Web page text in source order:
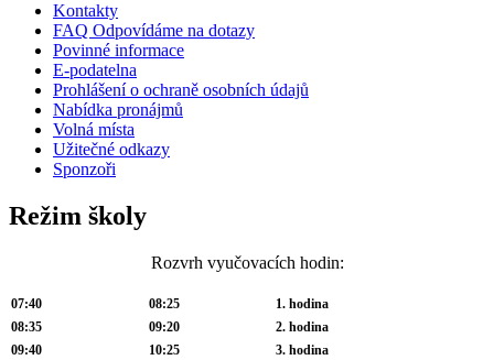
Kontakty
FAQ Odpovídáme na dotazy
Povinné informace
E-podatelna
Prohlášení o ochraně osobních údajů
Nabídka pronájmů
Volná místa
Užitečné odkazy
Sponzoři
Režim školy
Rozvrh vyučovacích hodin:
07:40 08:25
1. hodina
08:35
09:20
2. hodina
09:40
10:25
3. hodina